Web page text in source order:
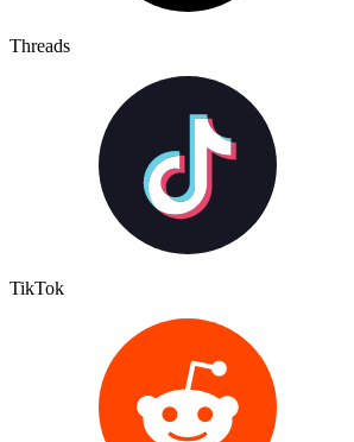
Threads
TikTok